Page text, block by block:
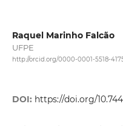
Raquel Marinho Falcão
UFPE
http://orcid.org/0000-0001-5518-
DOI: https://doi.org/